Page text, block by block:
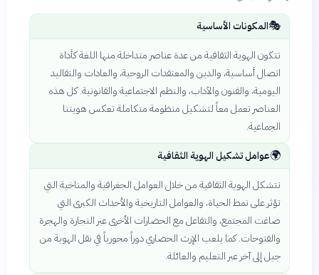
🎭المكونات الأساسية
تتكون الهوية الثقافية من عدة عناصر متداخلة منها اللغة كأداة
اتصال أساسية، والدين والمعتقدات الروحية، والعادات والتقاليد
اليومية، والفنون والآداب، والنظم الاجتماعية والقانونية. كل هذه
العناصر تعمل معاً لتشكيل منظومة متكاملة تعكس هويتنا
الجماعية.
🌍عوامل تشكيل الهوية الثقافية
تتشكل الهوية الثقافية من خلال العوامل الجغرافية والمناخية التي
تؤثر على نمط الحياة، والعوامل التاريخية والأحداث الكبرى التي
صاغت المجتمع، والتفاعل مع الحضارات الأخرى عبر التجارة والهجرة
والفتوحات. كما يلعب الإرث الحضاري دوراً محورياً في نقل الهوية من
جيل إلى آخر عبر التعليم والعائلة.